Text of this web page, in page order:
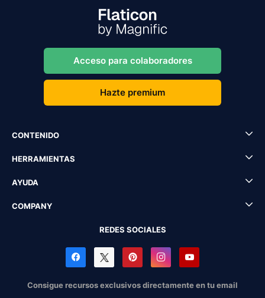
Acceso para colaboradores
Hazte premium
CONTENIDO
HERRAMIENTAS
AYUDA
COMPANY
REDES SOCIALES
Consigue recursos exclusivos directamente en tu email